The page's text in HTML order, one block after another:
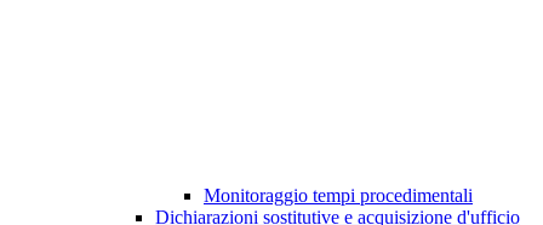
Monitoraggio tempi procedimentali
Dichiarazioni sostitutive e acquisizione d'ufficio